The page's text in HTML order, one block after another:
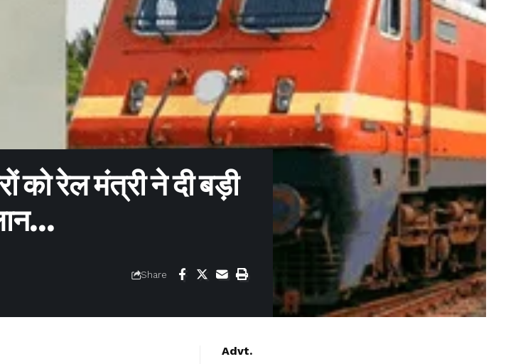
को रेल मंत्री ने दी बड़ी
Share
Advt.